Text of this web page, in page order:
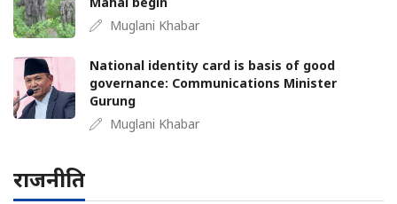
Muglani Khabar
National identity card is basis of good
governance: Communications Minister
Gurung
Muglani Khabar
राजनीति